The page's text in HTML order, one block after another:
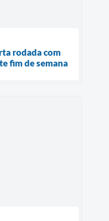
rodada com
fim de semana